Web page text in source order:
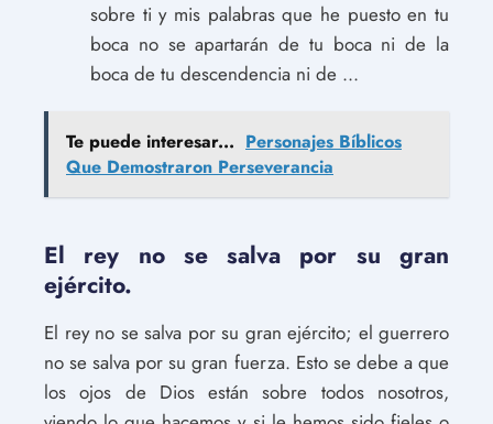
sobre ti y mis palabras que he puesto en tu
boca no se apartarán de tu boca ni de la
boca de tu descendencia ni de ...
Te puede interesar... Personajes Bíblicos
Que Demostraron Perseverancia
El rey no se salva por su gran
ejército.
El rey no se salva por su gran ejército; el guerrero
no se salva por su gran fuerza. Esto se debe a que
los ojos de Dios están sobre todos nosotros,